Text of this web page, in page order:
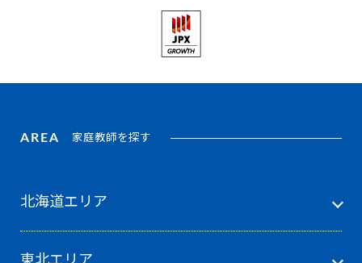
AREA 家庭教師を探す
北海道エリア